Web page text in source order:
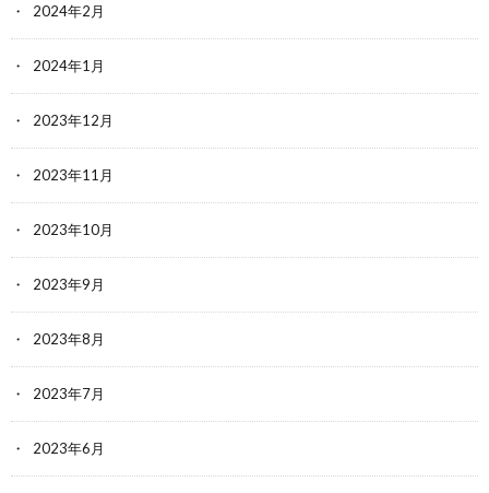
2024年2月
2024年1月
2023年12月
2023年11月
2023年10月
2023年9月
2023年8月
2023年7月
2023年6月